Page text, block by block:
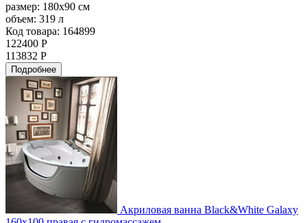
размер: 180x90 см
объем: 319 л
Код товара: 164899
122400 Р
113832 Р
Подробнее
Акриловая ванна Black&White Galaxy